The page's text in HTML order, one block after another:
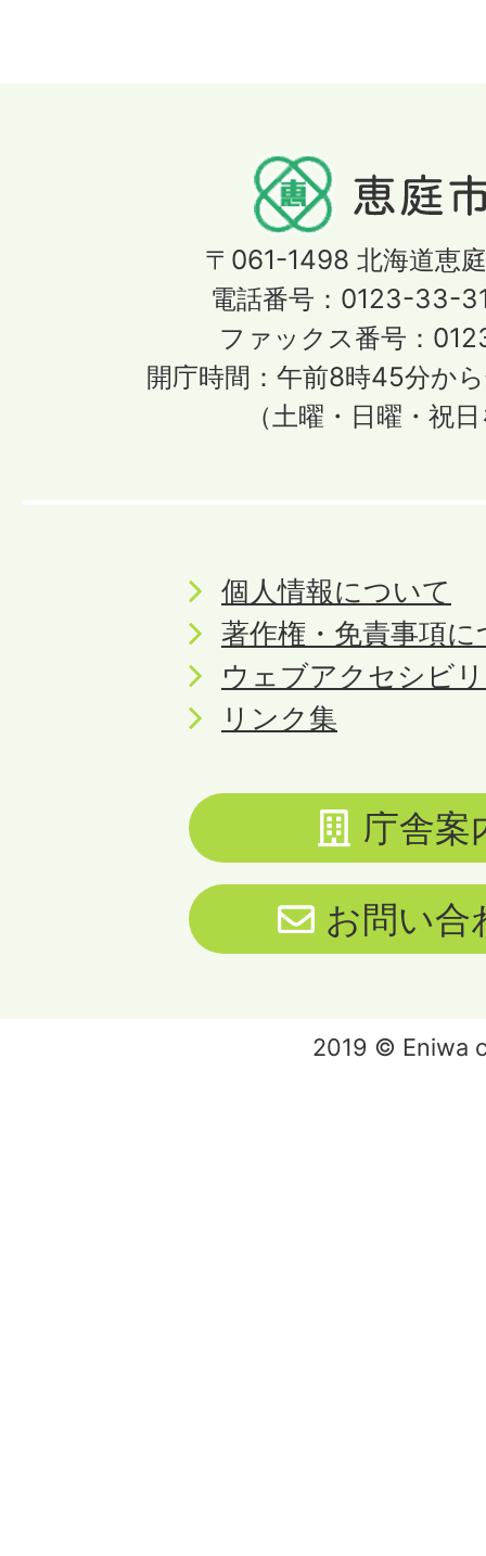
〒061-1498 北海道恵
電話番号：0123-33-
ファックス番号：
開庁時間：午前8時45分か
（土曜・日曜・祝
個人情報について
著作権・免責事項
ウェブアクセシビ
リンク集
庁舎案
お問い合
2019 © Eniwa